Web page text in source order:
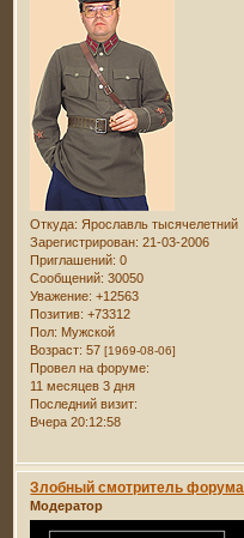
Откуда: Ярославль тысячелетний
Зарегистрирован: 21-03-2006
Приглашений: 0
Сообщений: 30050
Уважение: +12563
Позитив: +73312
Пол: Мужской
Возраст: 57[1969-08-06]
Провел на форуме:
11 месяцев 3 дня
Последний визит:
Вчера 20:12:58
Злобный смотритель форума
Модератор